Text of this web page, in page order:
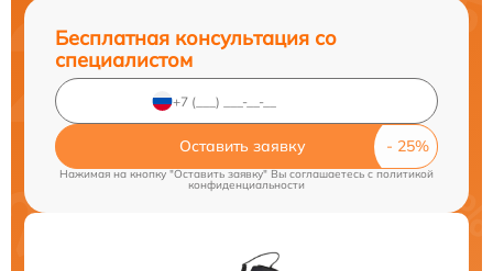
Бесплатная консультация со
специалистом
Оставить заявку
Нажимая на кнопку "Оставить заявку" Вы соглашаетесь cполитикой
конфиденциальности